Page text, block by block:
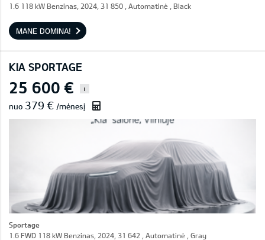
1.6 118 kW Benzinas, 2024, 31 850 , Automatinė , Black
MANE DOMINA!
KIA SPORTAGE
25 600 € i
nuo 379 € /mėnesį
Sportage
1.6 FWD 118 kW Benzinas, 2024, 31 642 , Automatinė , Gray